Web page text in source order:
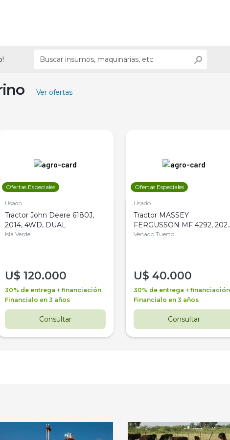
Ver ofertas
Ofertas Especiales
Usado
Tractor John Deere 6180J,
2014, 4WD, DUAL
Isla Verde
U$ 120.000
30% de entrega + financiación
Financialo en 3 años
Consultar
Ofertas Especiales
Usado
Tractor MASSEY
FERGUSSON MF 4292,
4WD, PATON
Venado Tuerto
U$ 40.000
30% de entrega + financiación
Financialo en 3 años
Consultar